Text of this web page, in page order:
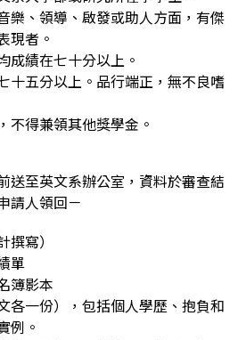
樂、領導、啟發或助人方面，有傑
現者。
成績在七十分以上。
十五分以上。品行端正，無不良嗜
不得兼領其他獎學金。
送至英文系辦公室，資料於審查結
請人領回－
撰寫）
單
簿影本
各一份），包括個人學歷、抱負和
例。